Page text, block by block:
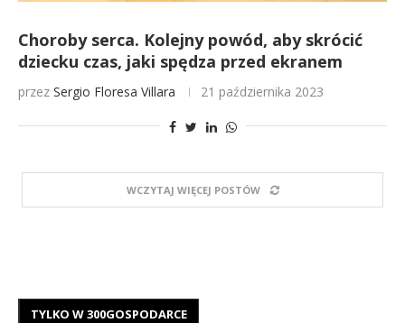
Choroby serca. Kolejny powód, aby skrócić
dziecku czas, jaki spędza przed ekranem
przez Sergio Floresa Villara 21 października 2023
WCZYTAJ WIĘCEJ POSTÓW
TYLKO W 300GOSPODARCE